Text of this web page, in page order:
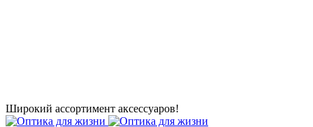
Широкий ассортимент аксессуаров!